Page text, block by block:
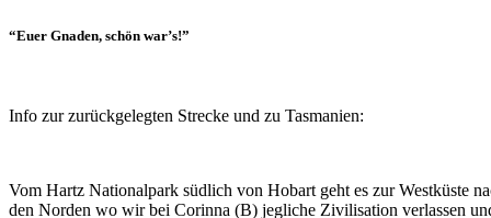
“Euer Gnaden, schön war’s!”
Info zur zurückgelegten Strecke und zu Tasmanien:
Vom Hartz Nationalpark südlich von Hobart geht es zur Westküste
den Norden wo wir bei Corinna (B) jegliche Zivilisation verlassen